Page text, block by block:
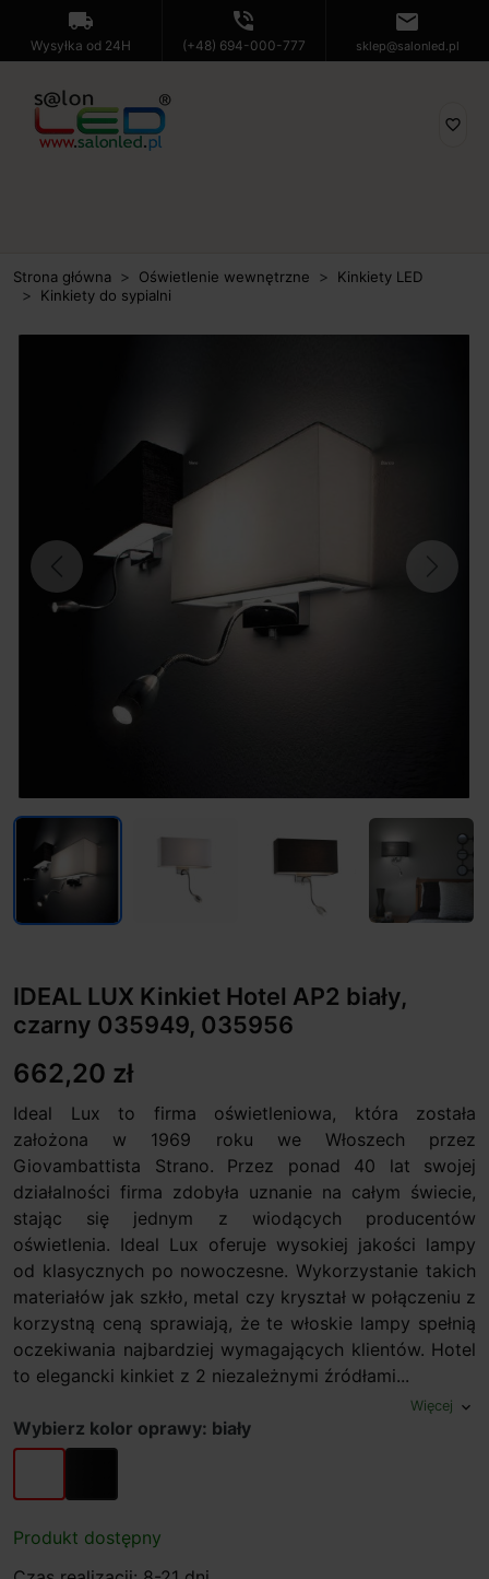
local_shipping
Wysyłka od 24H
phone_in_talk
(+48) 694-000-777
mail
sklep@salonled.pl
favorite_border
Strona główna Oświetlenie wewnętrzne
Kinkiety LED
Kinkiety do sypialni
Previous Next
IDEAL LUX Kinkiet Hotel AP2 biały,
czarny 035949, 035956
662,20 zł
Ideal Lux to firma oświetleniowa, która została
założona w 1969 roku we Włoszech przez
Giovambattista Strano. Przez ponad 40 lat swojej
działalności firma zdobyła uznanie na całym świecie,
stając się jednym z wiodących producentów
oświetlenia. Ideal Lux oferuje wysokiej jakości lampy
od klasycznych po nowoczesne. Wykorzystanie takich
materiałów jak szkło, metal czy kryształ w połączeniu z
korzystną ceną sprawiają, że te włoskie lampy spełnią
oczekiwania najbardziej wymagających klientów. Hotel
to elegancki kinkiet z 2 niezależnymi źródłami...
Więcej expand_more
Wybierz kolor oprawy: biały
biały czarny
Produkt dostępny